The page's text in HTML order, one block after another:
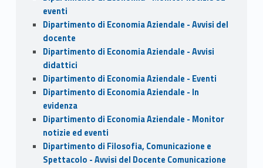
eventi
Dipartimento di Economia Aziendale - Avvisi del
docente
Dipartimento di Economia Aziendale - Avvisi
didattici
Dipartimento di Economia Aziendale - Eventi
Dipartimento di Economia Aziendale - In
evidenza
Dipartimento di Economia Aziendale - Monitor
notizie ed eventi
Dipartimento di Filosofia, Comunicazione e
Spettacolo - Avvisi del Docente Comunicazione